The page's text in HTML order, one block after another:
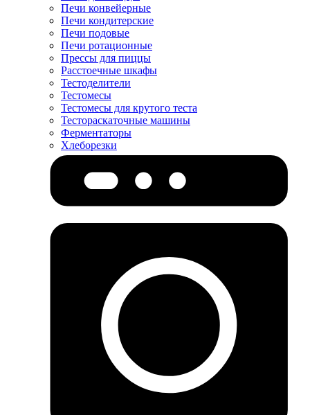
Печи конвейерные
Печи кондитерские
Печи подовые
Печи ротационные
Прессы для пиццы
Расстоечные шкафы
Тестоделители
Тестомесы
Тестомесы для крутого теста
Тестораскаточные машины
Ферментаторы
Хлеборезки